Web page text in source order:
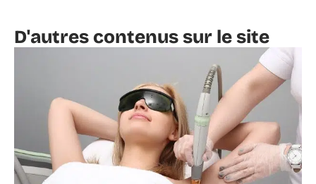
D'autres contenus sur le site